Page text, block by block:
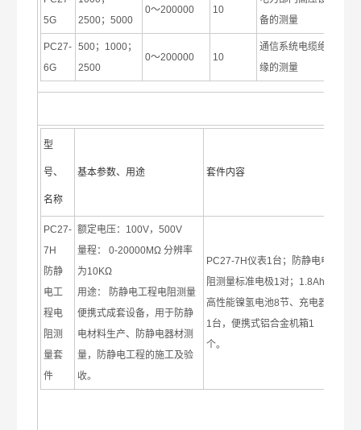
5G
2500；5000
0～200000 10
备的测量
PC27-
6G
500；1000；
2500
0～200000 10
通信系统电缆绝
缘的测量
型
号、
名称
基本参数、用途 套件内容
PC27-
7H
防静
电工
程电
阻测
量套
件
额定电压：100V，500V
量程： 0-20000MΩ 分辨率
为10KΩ
用途： 防静电工程电阻测量
便携式成套设备，用于防静
电材料生产、防静电器材测
量，防静电工程的施工及验
收。
PC27-7H仪表1台；防静电电
阻测量标准电极1对；1.8Ah
高性能镍氢电池8节、充电器
1台，便携式铝合金机箱1
个。